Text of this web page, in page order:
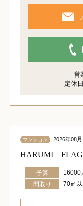
営
定休
マンション 2026年08月
HARUMI
予算
16000
間取り
70㎡